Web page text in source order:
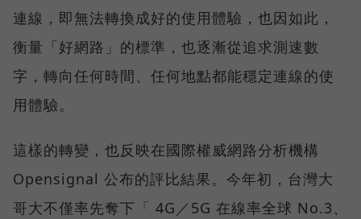
連線，即無法轉換成好的使用體驗，也因如此，
衡量「好網路」的標準，也逐漸從追求測速數
字，轉向任何時間、任何地點都能穩定連線的使
用體驗。
這樣的轉變，也反映在國際權威網路分析機構
Opensignal 公布的評比結果。今年初，台灣大
哥大不僅率先奪下「 4G／5G 在線率全球 No.3、